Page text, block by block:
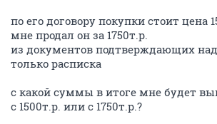
по его договору покупки стоит цена
мне продал он за 1750т.р.
из документов подтверждающих
только расписка
с какой суммы в итоге мне будет
с 1500т.р. или с 1750т.р.?